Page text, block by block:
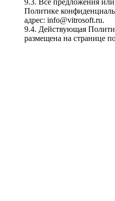
Политике
адрес: info@vitrosoft.ru.
9.4. Действующая
размещена на странице